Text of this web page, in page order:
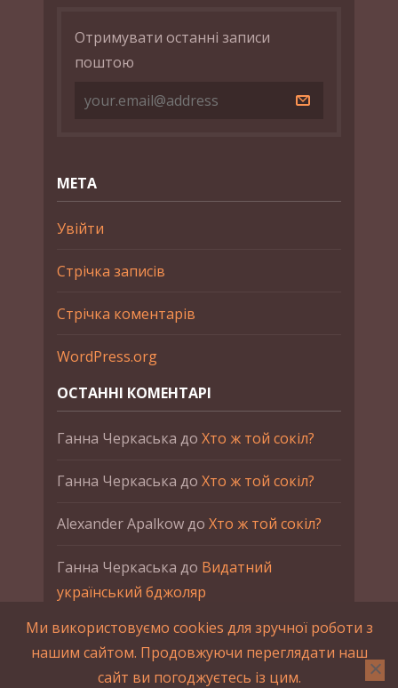
Отримувати останні записи
поштою
МЕТА
Увійти
Стрічка записів
Стрічка коментарів
WordPress.org
ОСТАННІ КОМЕНТАРІ
Ганна Черкаська до Хто ж той сокіл?
Ганна Черкаська до Хто ж той сокіл?
Alexander Apalkowдо Хто ж той сокіл?
Ганна Черкаська до Видатний
український бджоляр
Ганна ЧеркаськадоПетро Франко
Ми використовуємо cookies для зручної роботи з
нашим сайтом. Продовжуючи переглядати наш
сайт ви погоджуєтесь із цим.